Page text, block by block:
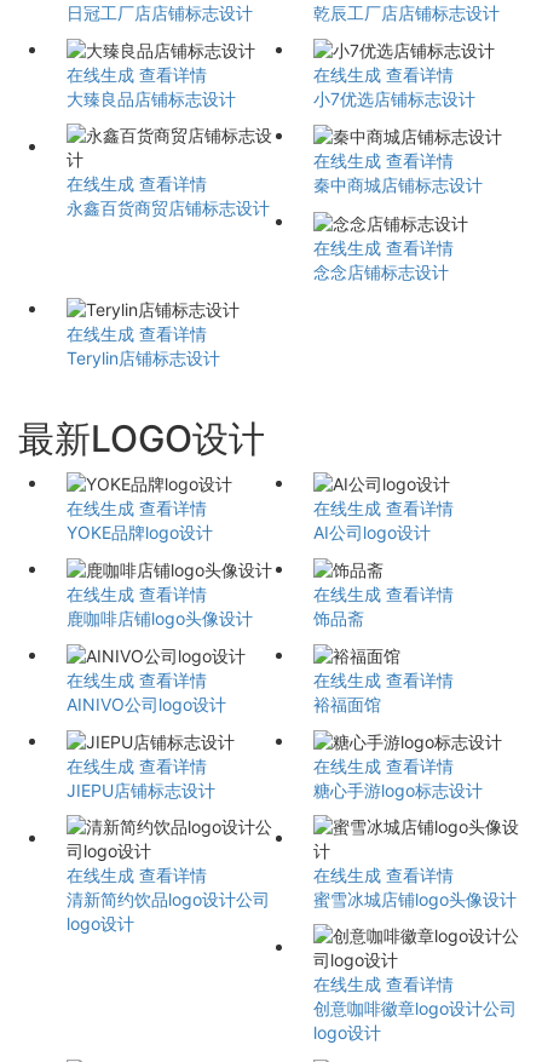
日冠工厂店店铺标志设计
乾辰工厂店店铺标志设计
在线生成 查看详情
大臻良品店铺标志设计
在线生成 查看详情
小7优选店铺标志设计
在线生成 查看详情
永鑫百货商贸店铺标志设计
在线生成 查看详情
秦中商城店铺标志设计
在线生成 查看详情
念念店铺标志设计
在线生成 查看详情
Terylin店铺标志设计
最新LOGO设计
在线生成 查看详情
YOKE品牌logo设计
在线生成 查看详情
AI公司logo设计
在线生成 查看详情
鹿咖啡店铺logo头像设计
在线生成 查看详情
饰品斋
在线生成 查看详情
AINIVO公司logo设计
在线生成 查看详情
裕福面馆
在线生成 查看详情
JIEPU店铺标志设计
在线生成 查看详情
糖心手游logo标志设计
在线生成 查看详情
清新简约饮品logo设计公司
logo设计
在线生成 查看详情
蜜雪冰城店铺logo头像设计
在线生成 查看详情
创意咖啡徽章logo设计公司
logo设计